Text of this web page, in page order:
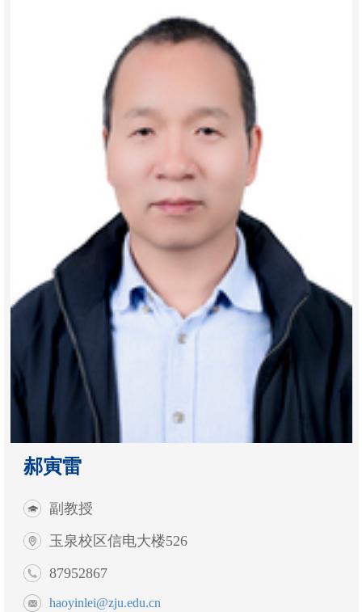
郝寅雷
副教授
玉泉校区信电大楼526
87952867
haoyinlei@zju.edu.cn